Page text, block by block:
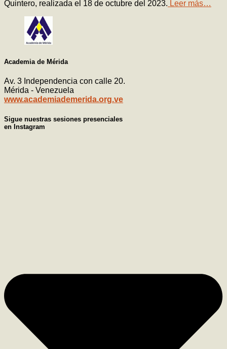
Quintero, realizada el 18 de octubre del 2023. Leer más…
Academia de Mérida
Av. 3 Independencia con calle 20.
Mérida - Venezuela
www.academiademerida.org.ve
Sigue nuestras sesiones presenciales
en Instagram